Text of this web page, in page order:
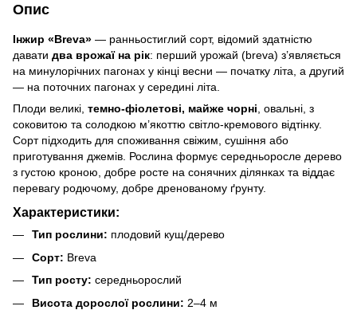
Опис
Інжир «Breva» — ранньостиглий сорт, відомий здатністю
давати два врожаї на рік: перший урожай (breva) з’являється
на минулорічних пагонах у кінці весни — початку літа, а другий
— на поточних пагонах у середині літа.
Плоди великі, темно-фіолетові, майже чорні , овальні, з
соковитою та солодкою м’якоттю світло-кремового відтінку.
Сорт підходить для споживання свіжим, сушіння або
приготування джемів. Рослина формує середньоросле дерево
з густою кроною, добре росте на сонячних ділянках та віддає
перевагу родючому, добре дренованому ґрунту.
Характеристики:
Тип рослини: плодовий кущ/дерево
Сорт: Breva
Тип росту: середньорослий
Висота дорослої рослини: 2–4 м